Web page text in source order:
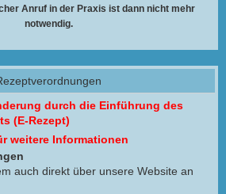
Anruf in der Praxis ist dann nicht mehr
notwendig.
durch die Einführung des
(E-Rezept)
weitere Informationen
auch direkt über unsere Website an